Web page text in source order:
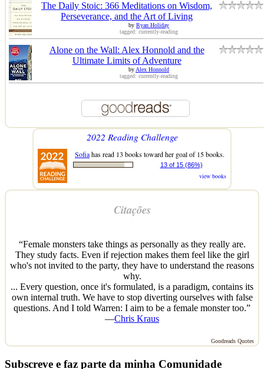
The Daily Stoic: 366 Meditations on Wisdom,
Perseverance, and the Art of Living
by Ryan Holiday
tagged: currently-reading
Alone on the Wall: Alex Honnold and the
Ultimate Limits of Adventure
byAlex Honnold
tagged: currently-reading
2022 Reading Challenge
Sofiahas read 13 books toward her goal of 15 books.
13 of 15 (86%)
view books
Citações
“Female monsters take things as personally as they really are.
They study facts. Even if rejection makes them feel like the girl
who's not invited to the party, they have to understand the reasons
why.
... Every question, once it's formulated, is a paradigm, contains its
own internal truth. We have to stop diverting ourselves with false
questions. And I told Warren: I aim to be a female monster too.”
—Chris Kraus
Goodreads Quotes
Subscreve e faz parte da minha Comunidade